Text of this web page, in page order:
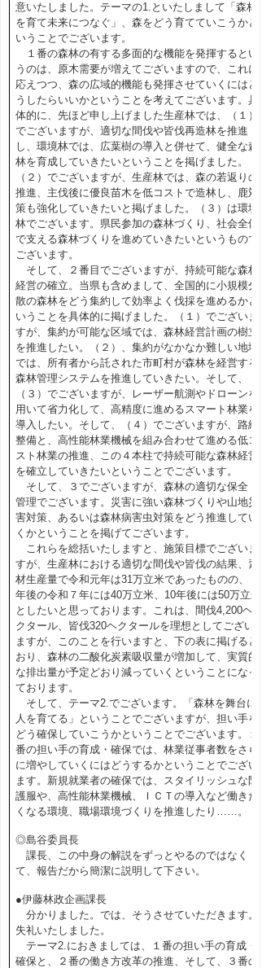
意いたしました。テーマの1.といたしまして「森林
を育て未来につなぐ」、森をどう育てていこうかと
いうことでございます。
１番の森林の有する多面的な機能を発揮するとい
うのは、原木需要が増えてございますので、これに
応えつつ、森の広域的機能も発揮させていくにはど
うしたらいいかということを考えてございます。具
体的に、先ほど申し上げました生産林では、（１）
でございますが、適切な間伐や皆伐再造林を推進
し、環境林では、広葉樹の導入と併せて、健全な森
林を育成していきたいということを掲げました。
（２）でございますが、生産林では、森の若返りの
推進、主伐後に優良苗木を低コストで造林し、鹿対
策も強化していきたいと掲げました。（３）は環境
林でございます。県民参加の森林づくり、社会全体
で支える森林づくりを進めていきたいというもので
ございます。
そして、２番目でございますが、持続可能な森林
経営の確立。当県も含めまして、全国的に小規模分
散の森林をどう集約して効率よく伐採を進めるかと
いうことを具体的に掲げました。（１）でございま
すが、集約が可能な区域では、森林経営計画の樹立
を推進したい。（２）、集約がなかなか難しい地域
では、所有者から託された市町村が森林を経営する
森林管理システムを推進していきたい。そして、
（３）でございますが、レーザー航測やドローンを
用いて省力化して、高精度に進めるスマート林業を
導入したい。そして、（４）でございますが、路網
整備と、高性能林業機械を組み合わせて進める低コ
スト林業の推進、この４本柱で持続可能な森林経営
を確立していきたいということでございます。
そして、３でございますが、森林の適切な保全・
管理でございます。災害に強い森林づくりや山地災
害対策、あるいは森林病害虫対策をどう推進してい
くかということを掲げてございます。
これらを総括いたしますと、施策目標でございま
すが、生産林における適切な間伐や皆伐の結果、素
材生産量で令和元年は31万立米であったものの、５
年後の令和７年には40万立米、10年後には50万立米
としたいと思っております。これは、間伐4,200ヘ
クタール、皆伐320ヘクタールを理想としてござい
ますが、このことを行いますと、下の表に掲げると
おり、森林の二酸化炭素吸収量が増加して、実質的
な排出量が予定どおり減っていくということになっ
ております。
そして、テーマ2.でございます。「森林を舞台に
人を育てる」ということでございますが、担い手を
どう確保していこうかということでございます。１
番の担い手の育成・確保では、林業従事者数をさら
に増やしていくにはどうするかということでござい
ます。新規就業者の確保では、スタイリッシュな防
護服や、高性能林業機械、ＩＣＴの導入など働きた
くなる環境、職場環境づくりを推進したり……。
◎島谷委員長
課長、この中身の解説をずっとやるのではなく
て、報告だから簡潔に説明して下さい。
●伊藤林政企画課長
分かりました。では、そうさせていただきます。
失礼いたしました。
テーマ2.におきましては、１番の担い手の育成・
確保と、２番の働き方改革の推進、そして、３番の